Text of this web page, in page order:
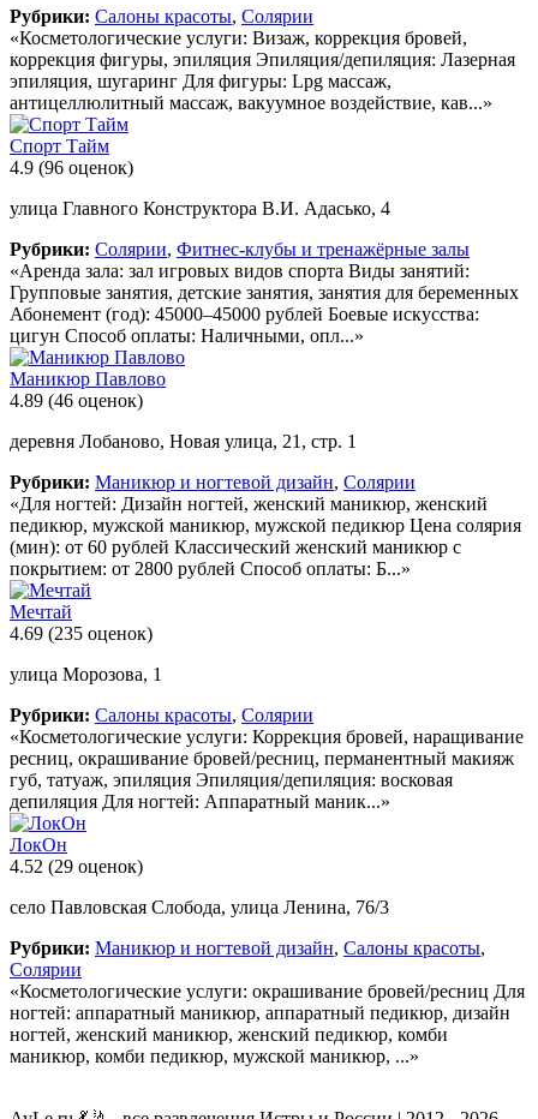
Рубрики: Салоны красоты, Солярии
«Косметологические услуги: Визаж, коррекция бровей,
коррекция фигуры, эпиляция Эпиляция/депиляция: Лазерная
эпиляция, шугаринг Для фигуры: Lpg массаж,
антицеллюлитный массаж, вакуумное воздействие, кав...»
Спорт Тайм
4.9 (96 оценок)
улица Главного Конструктора В.И. Адасько, 4
Рубрики: Солярии, Фитнес-клубы и тренажёрные залы
«Аренда зала: зал игровых видов спорта Виды занятий:
Групповые занятия, детские занятия, занятия для беременных
Абонемент (год): 45000–45000 рублей Боевые искусства:
цигун Способ оплаты: Наличными, опл...»
Маникюр Павлово
4.89 (46 оценок)
деревня Лобаново, Новая улица, 21, стр. 1
Рубрики: Маникюр и ногтевой дизайн, Солярии
«Для ногтей: Дизайн ногтей, женский маникюр, женский
педикюр, мужской маникюр, мужской педикюр Цена солярия
(мин): от 60 рублей Классический женский маникюр с
покрытием: от 2800 рублей Способ оплаты: Б...»
Мечтай
4.69 (235 оценок)
улица Морозова, 1
Рубрики: Салоны красоты, Солярии
«Косметологические услуги: Коррекция бровей, наращивание
ресниц, окрашивание бровей/ресниц, перманентный макияж
губ, татуаж, эпиляция Эпиляция/депиляция: восковая
депиляция Для ногтей: Аппаратный маник...»
ЛокОн
4.52 (29 оценок)
село Павловская Слобода, улица Ленина, 76/3
Рубрики: Маникюр и ногтевой дизайн, Салоны красоты,
Солярии
«Косметологические услуги: окрашивание бровей/ресниц Для
ногтей: аппаратный маникюр, аппаратный педикюр, дизайн
ногтей, женский маникюр, женский педикюр, комби
маникюр, комби педикюр, мужской маникюр, ...»